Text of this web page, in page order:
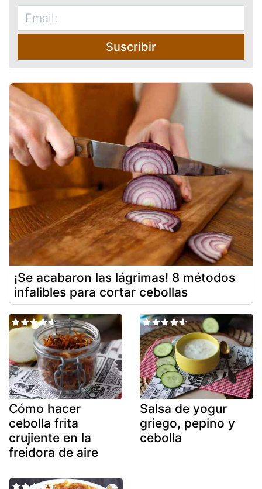
Suscribir
¡Se acabaron las lágrimas! 8 métodos
infalibles para cortar cebollas
Cómo hacer
cebolla frita
crujiente en la
freidora de aire
Salsa de yogur
griego, pepino y
cebolla